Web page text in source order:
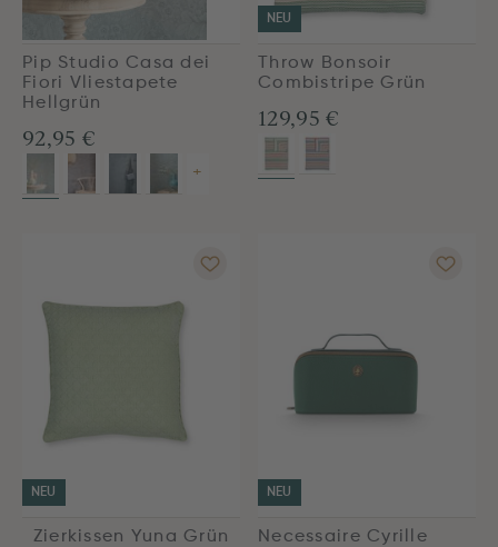
Pip Studio Casa dei
Fiori Vliestapete
Hellgrün
92,95 €
+
NEU
Throw Bonsoir
Combistripe Grün
129,95 €
NEU
Zierkissen Yuna Grün
NEU
Necessaire Cyrille